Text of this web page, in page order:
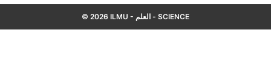
© 2026 ILMU - العلم - SCIENCE